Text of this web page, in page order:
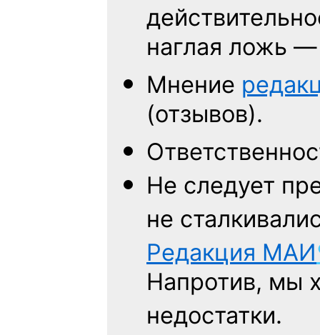
наглая ложь
Мнение
(отзывов).
Не следует
не
Редакция МАИ
Напротив, мы
недостатки.